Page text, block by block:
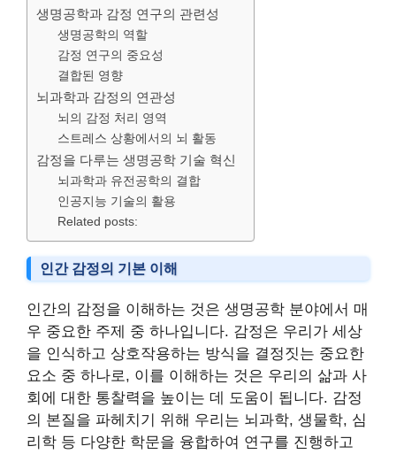
생명공학과 감정 연구의 관련성
생명공학의 역할
감정 연구의 중요성
결합된 영향
뇌과학과 감정의 연관성
뇌의 감정 처리 영역
스트레스 상황에서의 뇌 활동
감정을 다루는 생명공학 기술 혁신
뇌과학과 유전공학의 결합
인공지능 기술의 활용
Related posts:
인간 감정의 기본 이해
인간의 감정을 이해하는 것은 생명공학 분야에서 매
우 중요한 주제 중 하나입니다. 감정은 우리가 세상
을 인식하고 상호작용하는 방식을 결정짓는 중요한
요소 중 하나로, 이를 이해하는 것은 우리의 삶과 사
회에 대한 통찰력을 높이는 데 도움이 됩니다. 감정
의 본질을 파헤치기 위해 우리는 뇌과학, 생물학, 심
리학 등 다양한 학문을 융합하여 연구를 진행하고